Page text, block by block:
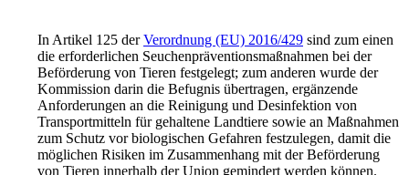
In Artikel 125 derVerordnung (EU) 2016/429 sind zum einen
die erforderlichen Seuchenpräventionsmaßnahmen bei der
Beförderung von Tieren festgelegt; zum anderen wurde der
Kommission darin die Befugnis übertragen, ergänzende
Anforderungen an die Reinigung und Desinfektion von
Transportmitteln für gehaltene Landtiere sowie an Maßnahmen
zum Schutz vor biologischen Gefahren festzulegen, damit die
möglichen Risiken im Zusammenhang mit der Beförderung
von Tieren innerhalb der Union gemindert werden können.